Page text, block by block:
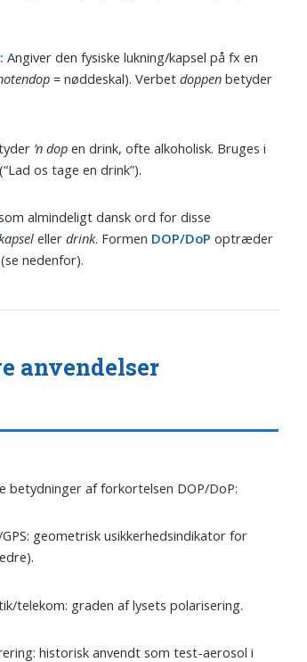
Angiver den fysiske lukning/kapsel på fx en
= nøddeskal). Verbetdoppen betyder
’n dop en drink, ofte alkoholisk. Bruges i
(“Lad os tage en drink”).
almindeligt dansk ord for disse
ellerdrink. Formen DOP/DoP optræder
nedenfor).
anvendelser
betydninger af forkortelsen DOP/DoP:
GPS: geometrisk usikkerhedsindikator for
telekom: graden af lysets polarisering.
historisk anvendt som test-aerosol i